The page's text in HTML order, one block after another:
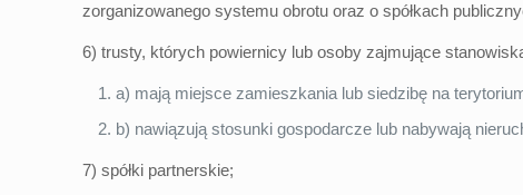
zorganizowanego systemu obrotu oraz o spółkach
6) trusty, których powiernicy lub osoby zajmujące
a) mają miejsce zamieszkania lub siedzibę na
b) nawiązują stosunki gospodarcze lub nabywają
7) spółki partnerskie;